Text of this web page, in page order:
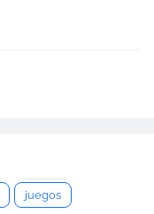
juegos